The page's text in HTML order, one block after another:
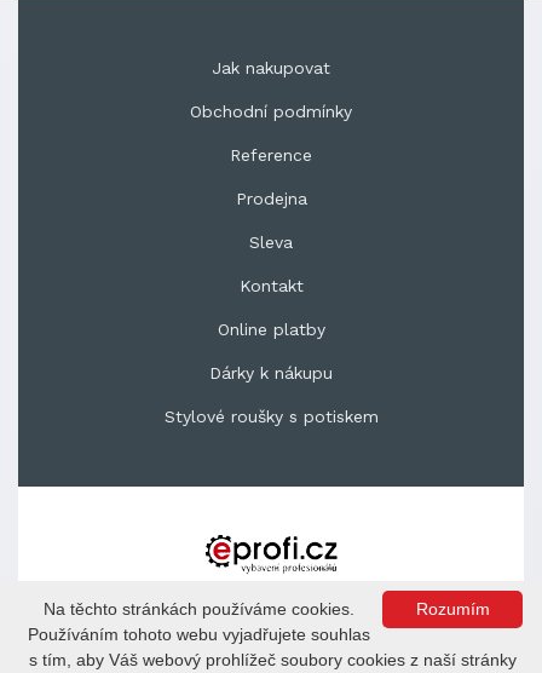
Jak nakupovat
Obchodní podmínky
Reference
Prodejna
Sleva
Kontakt
Online platby
Dárky k nákupu
Stylové roušky s potiskem
Copyright © 2020 EPROFI.CZ s.r.o.
Kontaktujte nás +420 739 469 906, 739 469 906;
info@zdravotnipotrebyplus.cz
Rozumím
Na těchto stránkách používáme cookies.
Používáním tohoto webu vyjadřujete souhlas
s tím, aby Váš webový prohlížeč soubory cookies z naší stránky